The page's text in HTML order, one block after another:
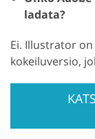
ladata?
Ei. Illustrator
kokeiluversio,